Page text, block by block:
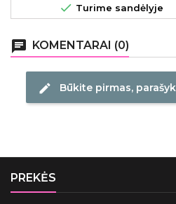
 Turime sandėlyje
chat KOMENTARAI (0)
edit Būkite pirmas,
PREKĖS